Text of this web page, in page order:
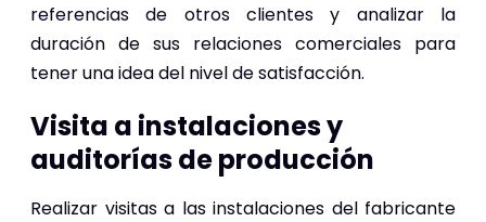
referencias de otros clientes y analizar la
duración de sus relaciones comerciales para
tener una idea del nivel de satisfacción.
Visita a instalaciones y
auditorías de producción
Realizar visitas a las instalaciones del fabricante